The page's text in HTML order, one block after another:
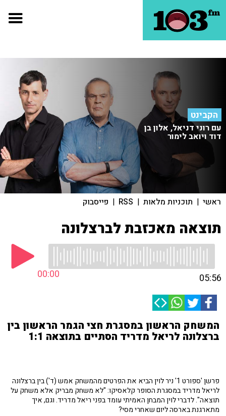
הקבינט
עם רוני דניאל, אלון בן
דוד ויואב לימור
ראשי | תוכניות מלאות |
RSS
| פייסבוק
תוצאה מאכזבת לברצלונה
00:00 05:56
המשחק הראשון במסגרת חצי הגמר הראשון בין
ברצלונה לריאל מדריד הסתיים בתוצאה 1:1
פרשן 'ספורט 1' ניר לוין הביא את הפרטים מהמשחק אמש (ד') בין ברצלונה
לריאל מדריד במסגרת הסופר קלאסיקו: "לא משחק מבריק אלא משחק על
תוצאה". לדברי לוין המבחן האמיתי עומד בפני ריאל מדריד. וגם, איך
מתארגנת בארסה ליום שאחרי מסי?